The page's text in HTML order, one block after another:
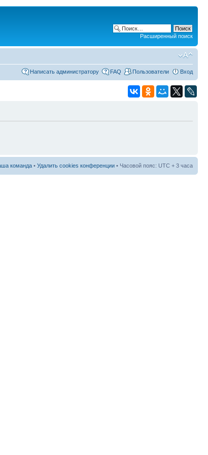
Расширенный поиск
Написать администратору FAQ Пользователи Вход
команда • Удалить cookies конференции • Часовой пояс: UTC + 3 часа